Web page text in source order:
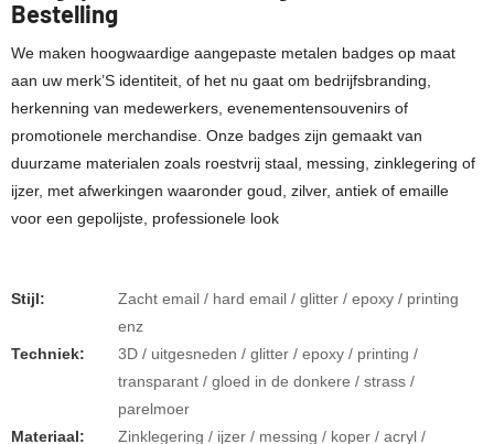
Bestelling
We maken hoogwaardige aangepaste metalen badges op maat
aan uw merk’S identiteit, of het nu gaat om bedrijfsbranding,
herkenning van medewerkers, evenementensouvenirs of
promotionele merchandise. Onze badges zijn gemaakt van
duurzame materialen zoals roestvrij staal, messing, zinklegering of
ijzer, met afwerkingen waaronder goud, zilver, antiek of emaille
voor een gepolijste, professionele look
Stijl:
Zacht email / hard email / glitter / epoxy / printing
enz
Techniek:
3D / uitgesneden / glitter / epoxy / printing /
transparant / gloed in de donkere / strass /
parelmoer
Materiaal:
Zinklegering / ijzer / messing / koper / acryl /